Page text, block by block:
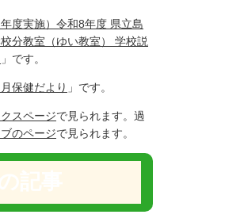
年度実施）令和8年度 県立島
分教室（ゆい教室） 学校説
」です。
保健だより 」です。
スページで見られます。過
のページで見られます。